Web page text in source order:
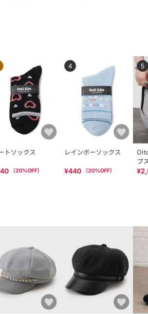
トソックス
（20%OFF）
4
レインボーソックス
¥440 （20%OFF）
5
プ